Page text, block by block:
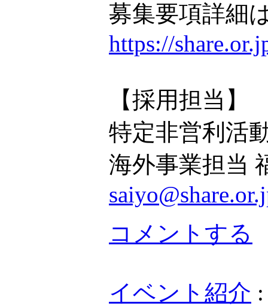
募集要項詳細
https://
【採用担当】
特定非営利活
海外事業担当
コメントする
イベント紹介